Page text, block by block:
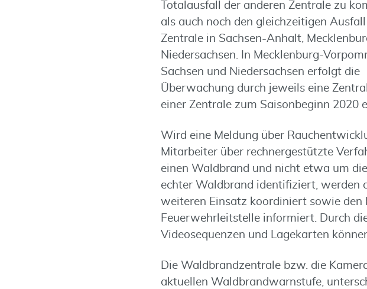
Totalausfall der anderen Zentrale zu
als auch noch den gleichzeitigen
Zentrale in Sachsen-Anhalt,
Niedersachsen. In Mecklenburg-
Sachsen und Niedersachsen erfolgt die
Überwachung durch jeweils eine
einer Zentrale zum Saisonbeginn 2020
Wird eine Meldung über
Mitarbeiter über rechnergestützte
einen Waldbrand und nicht etwa um
echter Waldbrand identifiziert, werden
weiteren Einsatz koordiniert sowie
Feuerwehrleitstelle informiert. Durch
Videosequenzen und Lagekarten
Die Waldbrandzentrale bzw. die
aktuellen Waldbrandwarnstufe,